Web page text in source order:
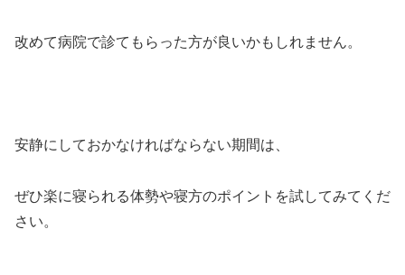
改めて病院で診てもらった方が良いかもしれません。
安静にしておかなければならない期間は、
ぜひ楽に寝られる体勢や寝方のポイントを試してみてくだ
さい。